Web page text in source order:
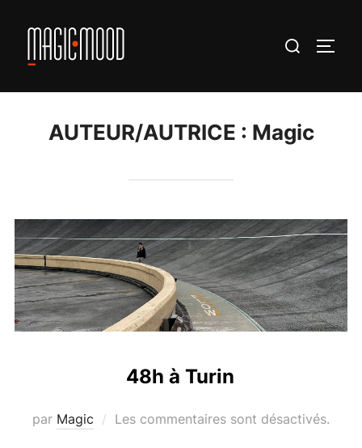
AUTEUR/AUTRICE : Magic
48h à Turin
par Magic Les commentaires sont désactivés.